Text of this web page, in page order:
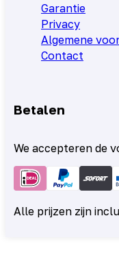
Garantie
Privacy
Algemene
Contact
Betalen
We accepteren de
Alle prijzen zijn